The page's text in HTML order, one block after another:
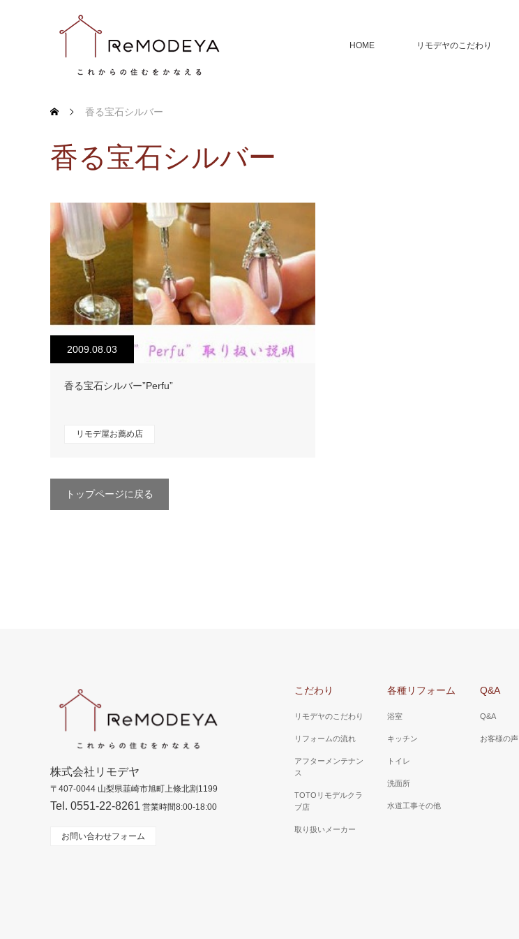
HOME リモデヤのこだわり
香る宝石シルバー
香る宝石シルバー
2009.08.03
香る宝石シルバー”Perfu”
リモデ屋お薦め店
トップページに戻る
こだわり
リモデヤのこだわり
リフォームの流れ
アフターメンテナン
ス
TOTOリモデルクラ
ブ店
取り扱いメーカー
各種リフォーム
浴室
キッチン
トイレ
洗面所
水道工事その他
Q&A
Q&A
お客様の声
株式会社リモデヤ
〒407-0044 山梨県韮崎市旭町上條北割1199
Tel. 0551-22-8261 営業時間8:00-18:00
お問い合わせフォーム